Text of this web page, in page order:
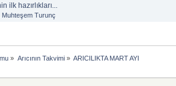
ilk hazırlıkları...
Muhteşem Turunç
» Arıcının Takvimi» ARICILIKTA MART AYI